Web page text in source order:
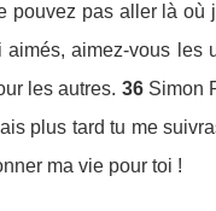
pouvez pas aller là où
aimez-vous les
les autres. 36 Simon
plus tard tu me
ma vie pour toi !